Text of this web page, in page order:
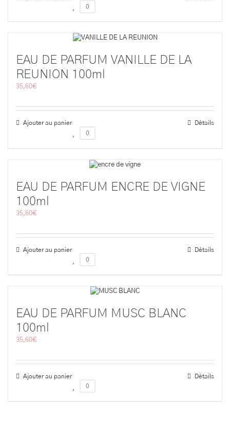
0
EAU DE PARFUM VANILLE DE LA
REUNION 100ml
35,60€
Ajouter au panier
Détails
0
EAU DE PARFUM ENCRE DE VIGNE
100ml
35,60€
Ajouter au panier
Détails
0
EAU DE PARFUM MUSC BLANC
100ml
35,60€
Ajouter au panier
Détails
0